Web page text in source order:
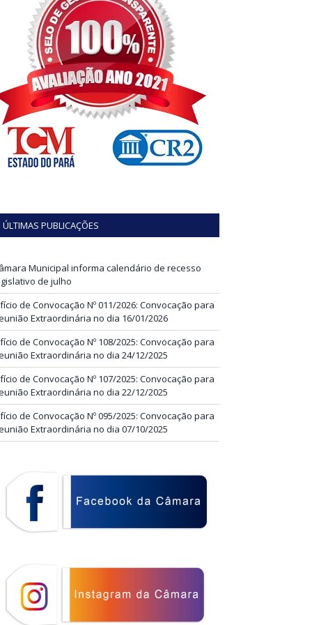
ÚLTIMAS PUBLICAÇÕES
Municipal informa calendário de recesso
de julho
de Convocação Nº 011/2026: Convocação para
Extraordinária no dia 16/01/2026
de Convocação Nº 108/2025: Convocação para
Extraordinária no dia 24/12/2025
de Convocação Nº 107/2025: Convocação para
Extraordinária no dia 22/12/2025
de Convocação Nº 095/2025: Convocação para
Extraordinária no dia 07/10/2025